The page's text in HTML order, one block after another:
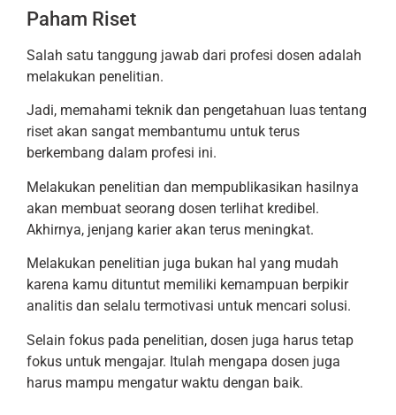
Paham Riset
Salah satu tanggung jawab dari profesi dosen adalah
melakukan penelitian.
Jadi, memahami teknik dan pengetahuan luas tentang
riset akan sangat membantumu untuk terus
berkembang dalam profesi ini.
Melakukan penelitian dan mempublikasikan hasilnya
akan membuat seorang dosen terlihat kredibel.
Akhirnya, jenjang karier akan terus meningkat.
Melakukan penelitian juga bukan hal yang mudah
karena kamu dituntut memiliki kemampuan berpikir
analitis dan selalu termotivasi untuk mencari solusi.
Selain fokus pada penelitian, dosen juga harus tetap
fokus untuk mengajar. Itulah mengapa dosen juga
harus mampu mengatur waktu dengan baik.